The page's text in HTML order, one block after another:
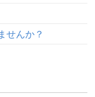
せんか？